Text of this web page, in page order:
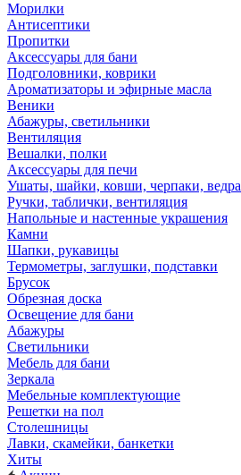
Морилки
Антисептики
Пропитки
Аксессуары для бани
Подголовники, коврики
Ароматизаторы и эфирные масла
Веники
Абажуры, светильники
Вентиляция
Вешалки, полки
Аксессуары для печи
Ушаты, шайки, ковши, черпаки, ведра
Ручки, таблички, вентиляция
Напольные и настенные украшения
Камни
Шапки, рукавицы
Термометры, заглушки, подставки
Брусок
Обрезная доска
Освещение для бани
Абажуры
Светильники
Мебель для бани
Зеркала
Мебельные комплектующие
Решетки на пол
Столешницы
Лавки, скамейки, банкетки
Хиты